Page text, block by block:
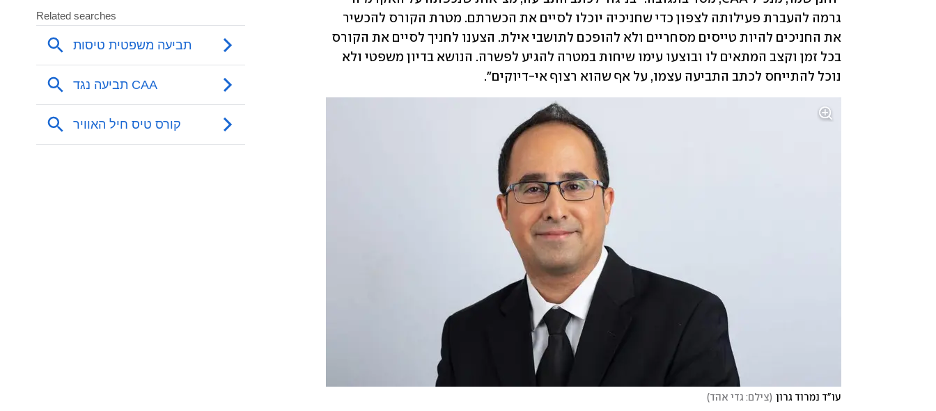
נוכל להתייחס לכתב התביעה עצמו, על אף שהוא רצוף אי-דיוקים".
עו"ד נמרוד גרון (צילם: גדי אהד)